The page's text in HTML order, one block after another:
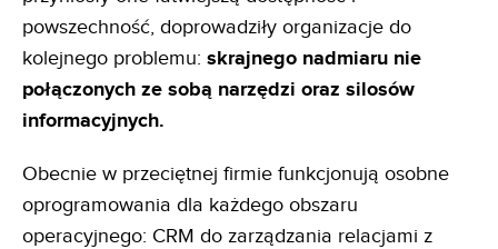
powszechność, doprowadziły organizacje do
kolejnego problemu: skrajnego nadmiaru nie
połączonych ze sobą narzędzi oraz silosów
informacyjnych.
Obecnie w przeciętnej firmie funkcjonują osobne
oprogramowania dla każdego obszaru
operacyjnego: CRM do zarządzania relacjami z